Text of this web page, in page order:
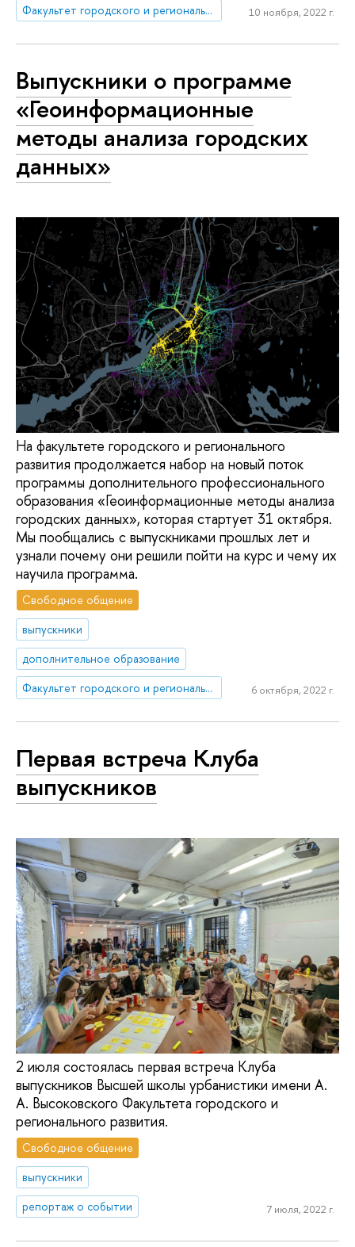
Факультет городского и регионального развития
10 ноября, 2022 г.
Выпускники о программе
«Геоинформационные
методы анализа городских
данных»
На факультете городского и регионального
развития продолжается набор на новый поток
программы дополнительного профессионального
образования «Геоинформационные методы анализа
городских данных», которая стартует 31 октября.
Мы пообщались с выпускниками прошлых лет и
узнали почему они решили пойти на курс и чему их
научила программа.
Свободное общение
выпускники
дополнительное образование
Факультет городского и регионального развития
6 октября, 2022 г.
Первая встреча Клуба
выпускников
2 июля состоялась первая встреча Клуба
выпускников Высшей школы урбанистики имени А.
А. Высоковского Факультета городского и
регионального развития.
Свободное общение
выпускники
репортаж о событии
7 июля, 2022 г.